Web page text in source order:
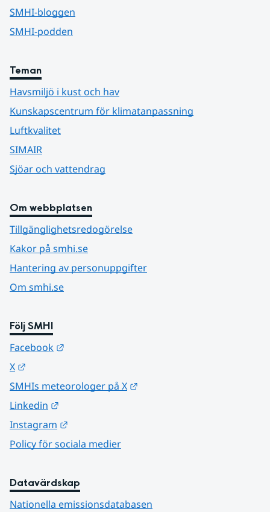
SMHI-bloggen
SMHI-podden
Teman
Havsmiljö i kust och hav
Kunskapscentrum för klimatanpassning
Luftkvalitet
SIMAIR
Sjöar och vattendrag
Om webbplatsen
Tillgänglighetsredogörelse
Kakor på smhi.se
Hantering av personuppgifter
Om smhi.se
Följ SMHI
Facebook
X
SMHIs meteorologer på X
Linkedin
Instagram
Policy för sociala medier
Datavärdskap
Nationella emissionsdatabasen